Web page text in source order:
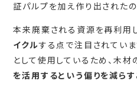
証パルプを加え作り出されたの
本来廃棄される資源を再利用
イクルする点で注目されていま
として使用しているため、木材
を活用するという偏りを減ら